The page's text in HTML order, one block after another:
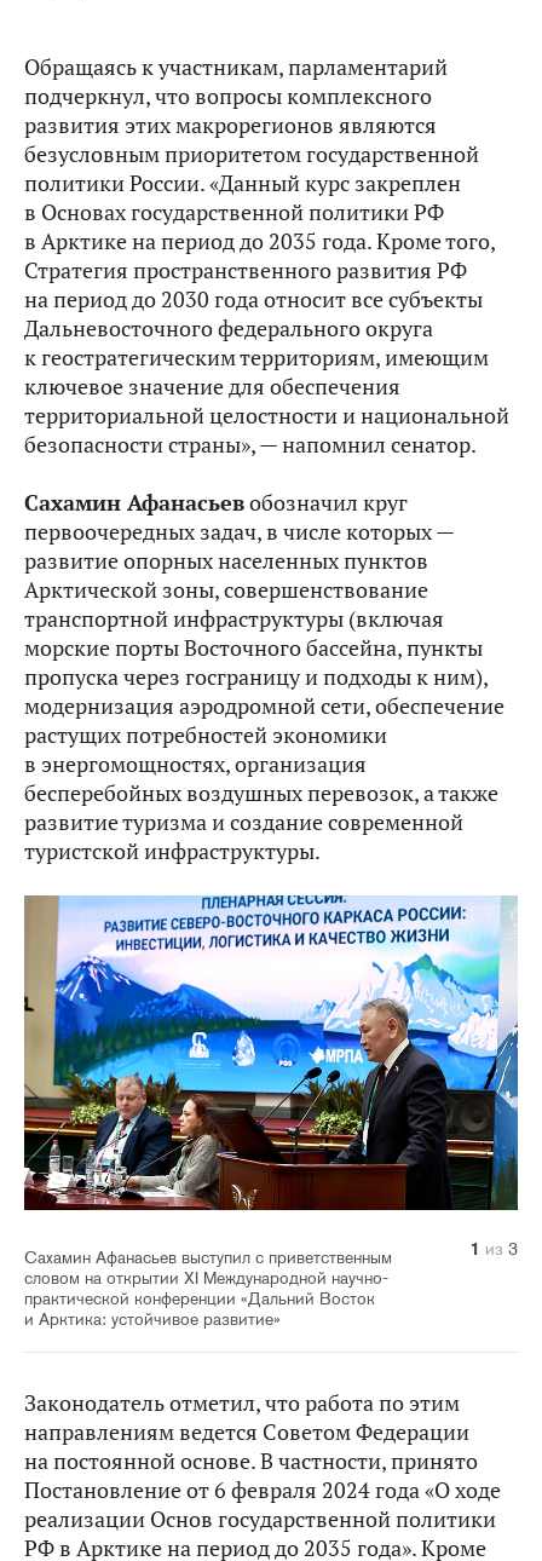
Обращаясь к участникам, парламентарий
подчеркнул, что вопросы комплексного
развития этих макрорегионов являются
безусловным приоритетом государственной
политики России. «Данный курс закреплен
в Основах государственной политики РФ
в Арктике на период до 2035 года. Кроме того,
Стратегия пространственного развития РФ
на период до 2030 года относит все субъекты
Дальневосточного федерального округа
к геостратегическим территориям, имеющим
ключевое значение для обеспечения
территориальной целостности и национальной
безопасности страны», — напомнил сенатор.
Сахамин Афанасьевобозначил круг
первоочередных задач, в числе которых —
развитие опорных населенных пунктов
Арктической зоны, совершенствование
транспортной инфраструктуры (включая
морские порты Восточного бассейна, пункты
пропуска через госграницу и подходы к ним),
модернизация аэродромной сети, обеспечение
растущих потребностей экономики
в энергомощностях, организация
бесперебойных воздушных перевозок, а также
развитие туризма и создание современной
туристской инфраструктуры.
Сахамин Афанасьев выступил с приветственным
словом на открытии XI Международной научно-
практической конференции «Дальний Восток
и Арктика: устойчивое развитие»
1 из 3
2 из 3
3 из 3
Законодатель отметил, что работа по этим
направлениям ведется Советом Федерации
на постоянной основе. В частности, принято
Постановление от 6 февраля 2024 года «О ходе
реализации Основ государственной политики
РФ в Арктике на период до 2035 года». Кроме